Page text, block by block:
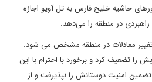
حاشیه خلیج فارس به تل آویو اجازه
راهبردی در منطقه را می‌دهد.
تغییر معادلات در منطقه مشخص می شود.
تضعیف کرد و برخورد با احترام با این
امنیت دوستانش را نپذیرفت و از